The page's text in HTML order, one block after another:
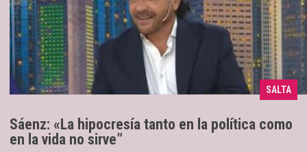
SALTA
Sáenz: «La hipocresía tanto en la política como
en la vida no sirve”
03/06/2025
El Gobernador de Salta reclamó un
sinceramiento de la clase política